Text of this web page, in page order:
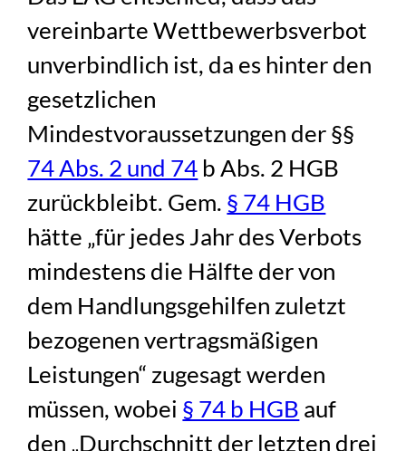
vereinbarte Wettbewerbsverbot
unverbindlich ist, da es hinter den
gesetzlichen
Mindestvoraussetzungen der §§
74 Abs. 2 und 74 b Abs. 2 HGB
zurückbleibt. Gem. § 74 HGB
hätte „für jedes Jahr des Verbots
mindestens die Hälfte der von
dem Handlungsgehilfen zuletzt
bezogenen vertragsmäßigen
Leistungen“ zugesagt werden
müssen, wobei § 74 b HGB auf
den „Durchschnitt der letzten drei